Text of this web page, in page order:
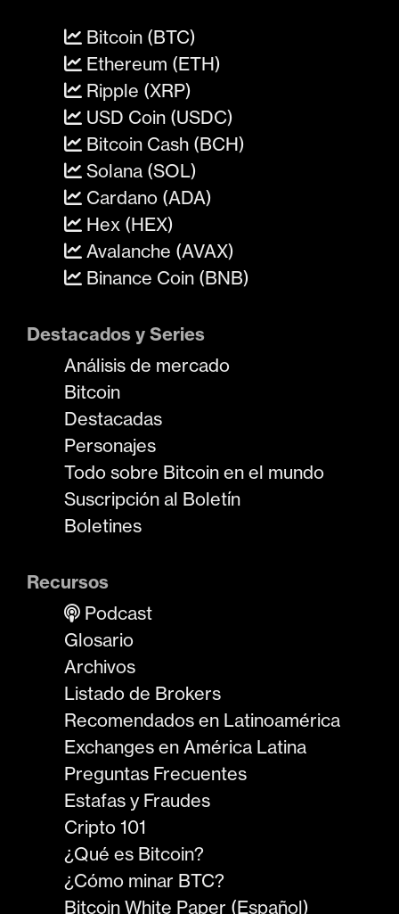
Bitcoin (BTC)
Ethereum (ETH)
Ripple (XRP)
USD Coin (USDC)
Bitcoin Cash (BCH)
Solana (SOL)
Cardano (ADA)
Hex (HEX)
Avalanche (AVAX)
Binance Coin (BNB)
Destacados y Series
Análisis de mercado
Bitcoin
Destacadas
Personajes
Todo sobre Bitcoin en el mundo
Suscripción al Boletín
Boletines
Recursos
Podcast
Glosario
Archivos
Listado de Brokers
Recomendados en Latinoamérica
Exchanges en América Latina
Preguntas Frecuentes
Estafas y Fraudes
Cripto 101
¿Qué es Bitcoin?
¿Cómo minar BTC?
Bitcoin White Paper (Español)